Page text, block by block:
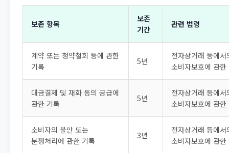
보존 항목
보존
기간
관련 법령
계약 또는 청약철회 등에 관한
기록
5년
전자상거래 등에서
소비자보호에 관한
대금결제 및 재화 등의 공급에
관한 기록
5년
전자상거래 등에서
소비자보호에 관한
소비자의 불만 또는
분쟁처리에 관한 기록
3년
전자상거래 등에서
소비자보호에 관한